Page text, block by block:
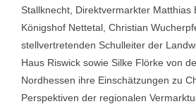
Stallknecht, Direktvermarkter Matthias
Königshof Nettetal, Christian
stellvertretenden Schulleiter der
Haus Riswick sowie Silke Flörke von
Nordhessen ihre Einschätzungen zu
Perspektiven der regionalen